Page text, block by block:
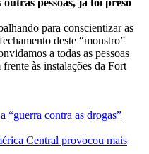
para conscientizar as
deste “monstro”
a todas as pessoas
às instalações da Fort
“guerra contra as drogas”
Central provocou mais